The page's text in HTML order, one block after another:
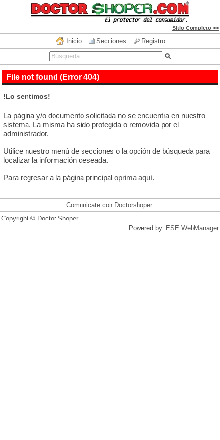
Sitio Completo >>
Inicio Secciones Registro
File not found (Error 404)
!Lo sentimos!
La página y/o documento solicitada no se encuentra en nuestro
sistema. La misma ha sido protegida o removida por el
administrador.
Utilice nuestro menú de secciones o la opción de búsqueda para
localizar la información deseada.
Para regresar a la página principal oprima aquí.
Comunicate con Doctorshoper
Copyright © Doctor Shoper.
Powered by: ESE WebManager